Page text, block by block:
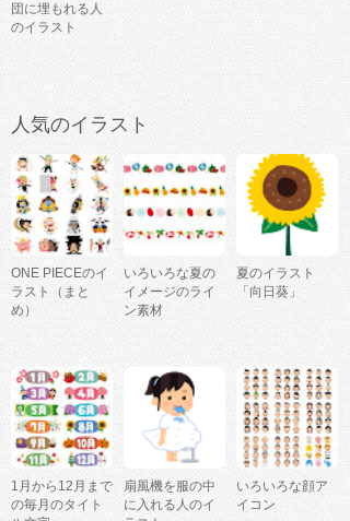
団に埋もれる人
のイラスト
人気のイラスト
ONE PIECEのイ
ラスト（まと
め）
いろいろな夏の
イメージのライ
ン素材
夏のイラスト
「向日葵」
1月から12月まで
の毎月のタイト
扇風機を服の中
に入れる人のイ
いろいろな顔ア
イコン